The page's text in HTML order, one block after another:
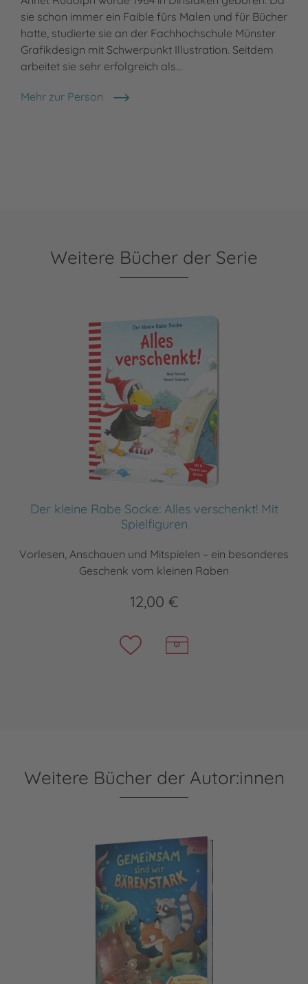
sie schon immer ein Faible fürs Malen und für Bücher
hatte, studierte sie an der Fachhochschule Münster
Grafikdesign mit Schwerpunkt Illustration. Seitdem
arbeitet sie sehr erfolgreich als…
Mehr zur Person
Annet Rudolph
Weitere Bücher der Serie
Der kleine Rabe Socke: Alles verschenkt! Mit
Spielfiguren
Vorlesen, Anschauen und Mitspielen – ein besonderes
Geschenk vom kleinen Raben
12,00 €
Weitere Bücher der Autor:innen
Gemeinsam sind wir bärenstark